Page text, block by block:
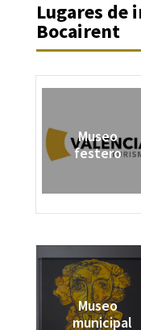
Lugares de
Bocairent
Museo
festero
Museo
municipal